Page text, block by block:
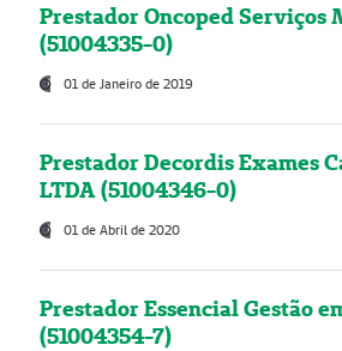
Prestador Oncoped Serviços
(51004335-0)
01 de Janeiro de 2019
Prestador Decordis Exames
LTDA (51004346-0)
01 de Abril de 2020
Prestador Essencial Gestão
(51004354-7)